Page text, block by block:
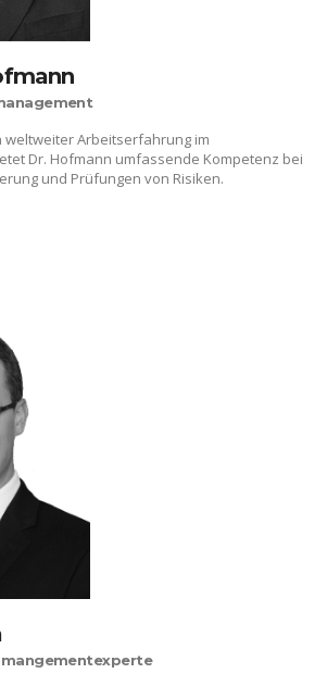
weltweiter Arbeitserfahrung im
Dr. Hofmann umfassende Kompetenz bei
und Prüfungen von Risiken.